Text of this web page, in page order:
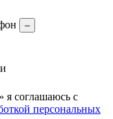
–
я соглашаюсь с
персональных